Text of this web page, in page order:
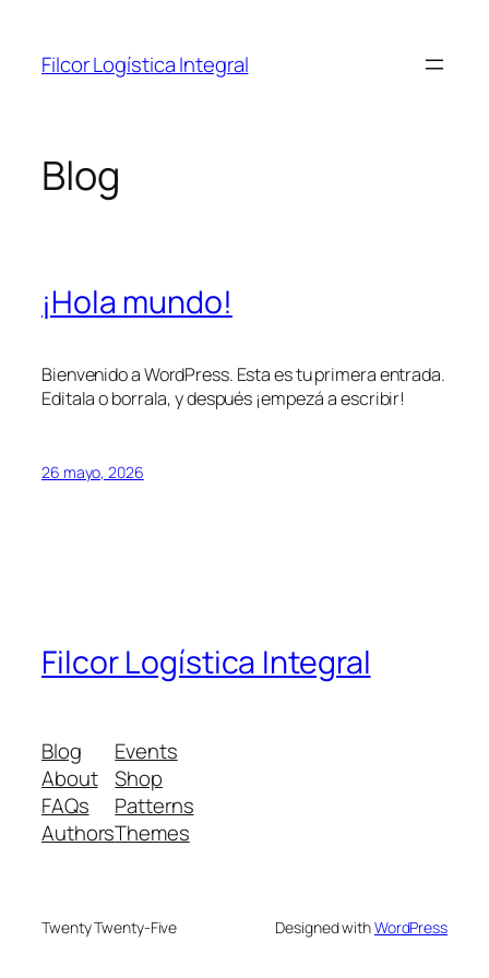
contenido
Filcor Logística Integral
Blog
¡Hola mundo!
Bienvenido a WordPress. Esta es tu primera entrada.
Editala o borrala, y después ¡empezá a escribir!
26 mayo, 2026
Filcor Logística Integral
Blog
About
FAQs
Authors
Events
Shop
Patterns
Themes
Twenty Twenty-Five Designed withWordPress